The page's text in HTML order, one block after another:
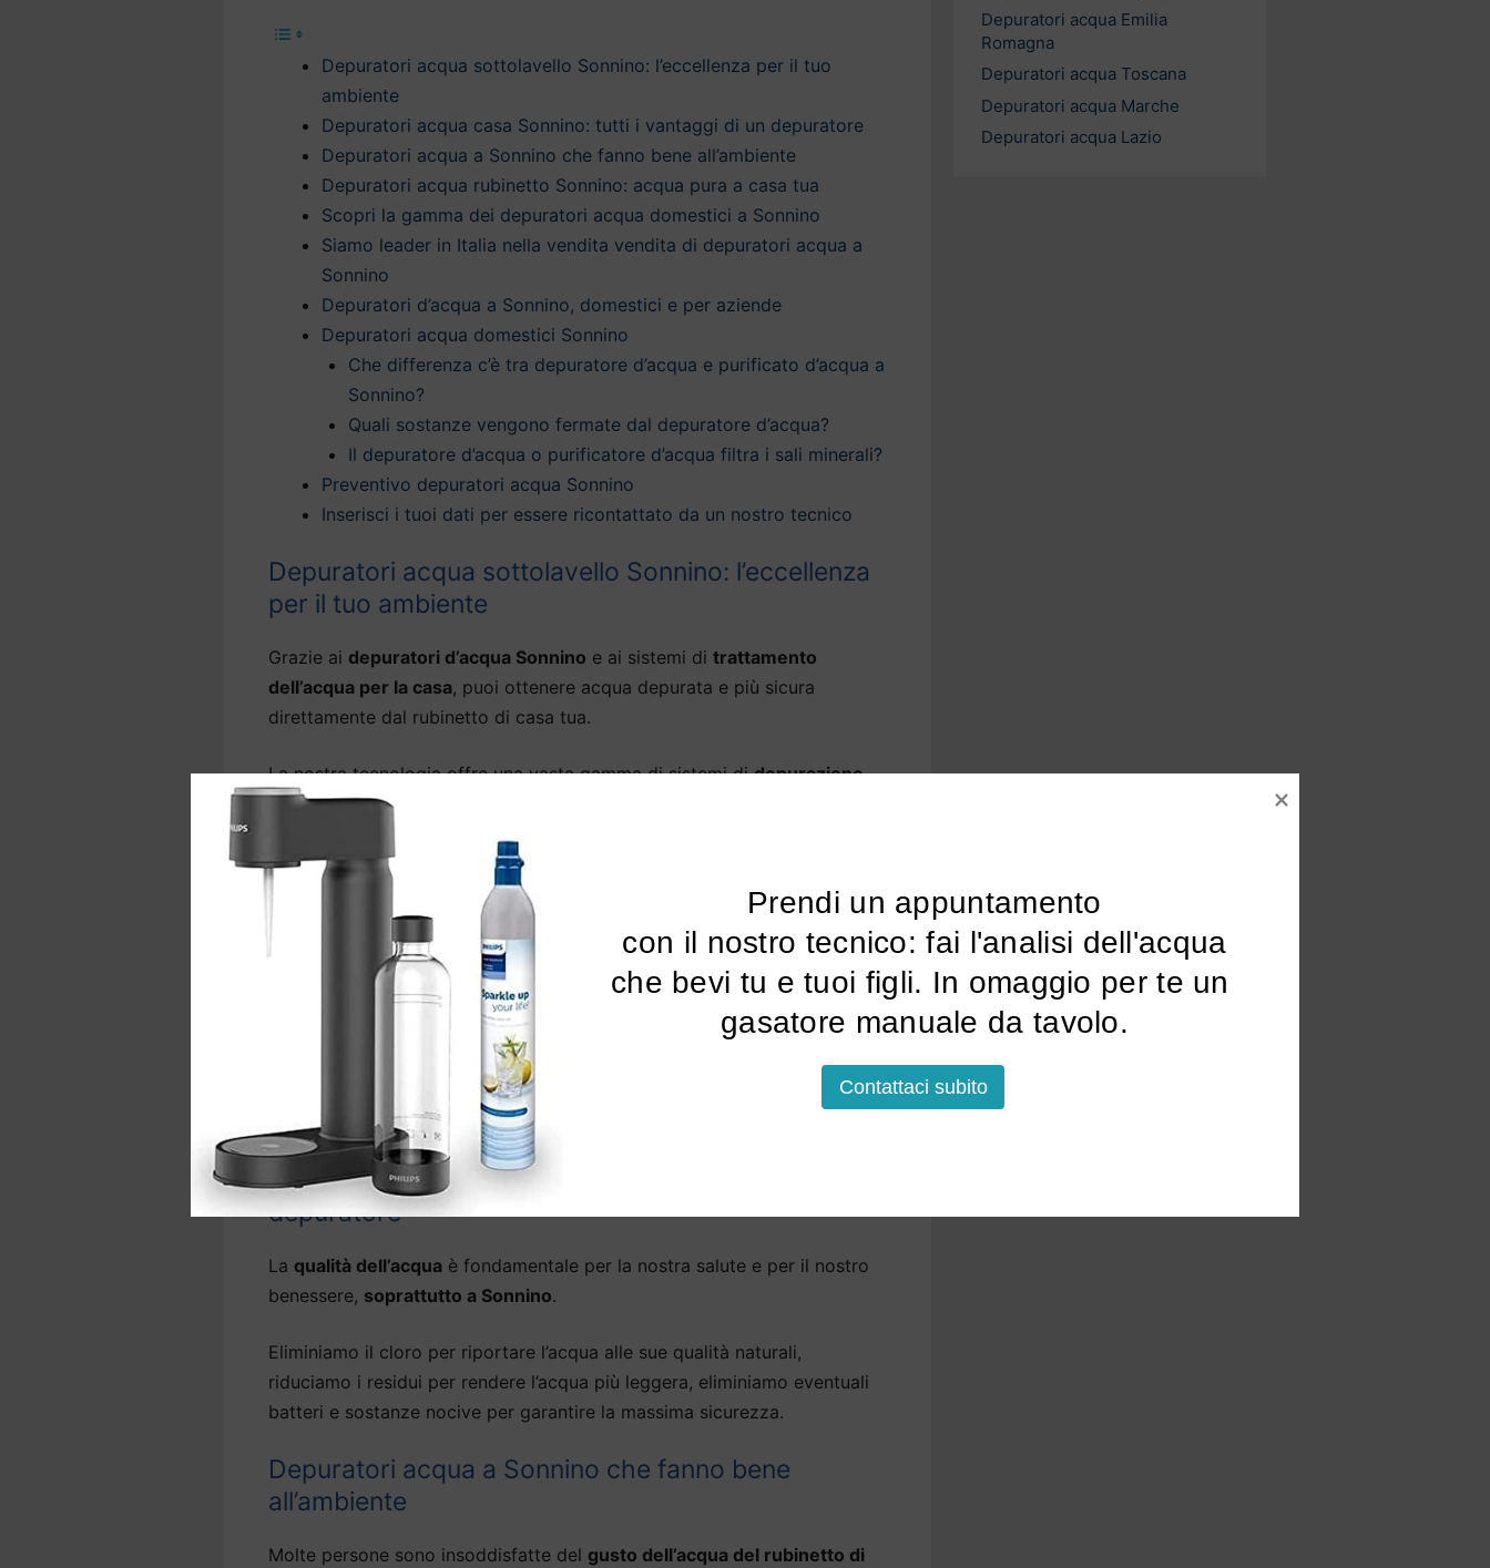
Depuratori acqua sottolavello Sonnino: l’eccellenza per il tuo
ambiente
Depuratori acqua casa Sonnino: tutti i vantaggi di un depuratore
Depuratori acqua a Sonnino che fanno bene all’ambiente
Depuratori acqua rubinetto Sonnino: acqua pura a casa tua
Scopri la gamma dei depuratori acqua domestici a Sonnino
Siamo leader in Italia nella vendita vendita di depuratori acqua a
Sonnino
Depuratori d’acqua a Sonnino, domestici e per aziende
Depuratori acqua domestici Sonnino
Che differenza c’è tra depuratore d’acqua e purificato d’acqua a
Sonnino?
Quali sostanze vengono fermate dal depuratore d’acqua?
Il depuratore d’acqua o purificatore d’acqua filtra i sali minerali?
Preventivo depuratori acqua Sonnino
Inserisci i tuoi dati per essere ricontattato da un nostro tecnico
Depuratori acqua sottolavello Sonnino: l’eccellenza
per il tuo ambiente
Grazie ai depuratori d’acqua Sonnino e ai sistemi di trattamento
dell’acqua per la casa, puoi ottenere acqua depurata e più sicura
direttamente dal rubinetto di casa tua.
La nostra tecnologia offre una vasta gamma di sistemi didepurazione
domestica a Sonnino
come arsenico, metalli pesanti, pfas, piombo e pesticidi.
Molti modelli didepuratori per acqua di rubinetto a Sonnino sono in
grado anche di abbattere i residui fissi, rendendo l’acqua molto leggera.
La gamma comprende anche soluzioni che erogano, tramite il depuratore
d’acqua precedentemente installato, acqua bollente, fredda o frizzante.
l’installazione a Sonnino
potrà avvenire sopra o
sotto il lavello e, per alcuni modelli, anche sotto la base della cucina.
Depuratori acqua casa Sonnino: tutti i vantaggi di un
depuratore
La qualità dell’acqua è fondamentale per la nostra salute e per il nostro
benessere, soprattutto a Sonnino.
Eliminiamo il cloro per riportare l’acqua alle sue qualità naturali,
riduciamo i residui per rendere l’acqua più leggera, eliminiamo eventuali
batteri e sostanze nocive per garantire la massima sicurezza.
Depuratori acqua a Sonnino che fanno bene
all’ambiente
Molte persone sono insoddisfatte del gusto dell’acqua del rubinetto di
Depuratori acqua Emilia
Romagna
Depuratori acqua Toscana
Depuratori acqua Marche
Depuratori acqua Lazio
Prendi un appuntamento
che bevi tu e tuoi figli. In omaggio per te un
gasatore manuale da tavolo.
Contattaci subito